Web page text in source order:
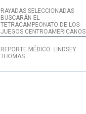
RAYADAS SELECCIONADAS
BUSCARÁN EL
TETRACAMPEONATO DE LOS
JUEGOS CENTROAMERICANOS
REPORTE MÉDICO: LINDSEY
THOMAS